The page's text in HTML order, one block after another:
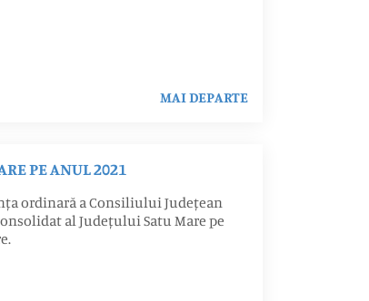
MAI DEPARTE
PE ANUL 2021
ordinară a Consiliului Județean
al Județului Satu Mare pe